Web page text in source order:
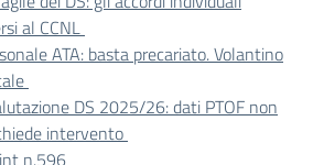
al CCNL
ATA: basta precariato. Volantino
DS 2025/26: dati PTOF non
intervento
n.596